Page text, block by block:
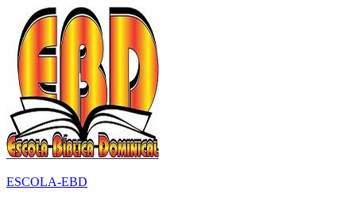
para
conteúdo
ESCOLA-EBD